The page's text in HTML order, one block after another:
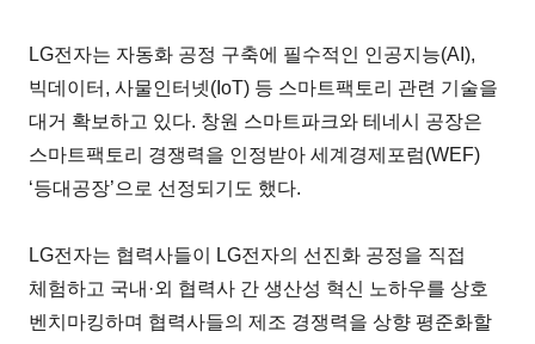
LG전자는 자동화 공정 구축에 필수적인 인공지능(AI),
빅데이터, 사물인터넷(IoT) 등 스마트팩토리 관련 기술을
대거 확보하고 있다. 창원 스마트파크와 테네시 공장은
스마트팩토리 경쟁력을 인정받아 세계경제포럼(WEF)
‘등대공장’으로 선정되기도 했다.
LG전자는 협력사들이 LG전자의 선진화 공정을 직접
체험하고 국내·외 협력사 간 생산성 혁신 노하우를 상호
벤치마킹하며 협력사들의 제조 경쟁력을 상향 평준화할